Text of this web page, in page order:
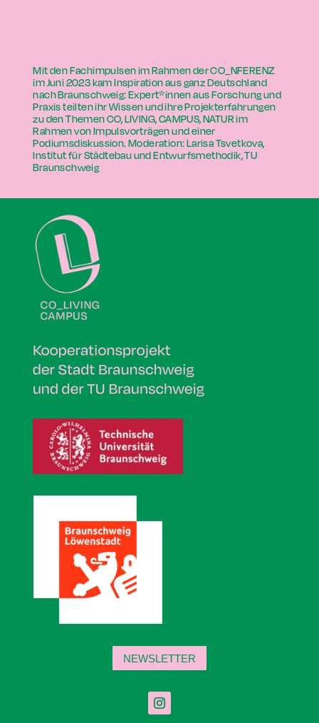
Mit den Fachimpulsen im Rahmen der CO_NFERENZ
im Juni 2023 kam Inspiration aus ganz Deutschland
nach Braunschweig: Expert*innen aus Forschung und
Praxis teilten ihr Wissen und ihre Projekterfahrungen
zu den Themen CO, LIVING, CAMPUS, NATUR im
Rahmen von Impulsvorträgen und einer
Podiumsdiskussion. Moderation: Larisa Tsvetkova,
Institut für Städtebau und Entwurfsmethodik, TU
Braunschweig
NEWSLETTER